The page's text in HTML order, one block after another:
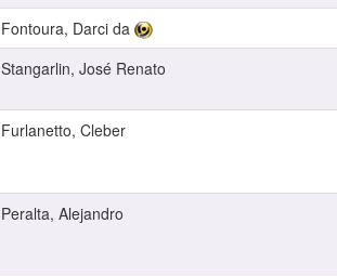
Fontoura, Darci da
Stangarlin, José Renato
Furlanetto, Cleber
Peralta, Alejandro